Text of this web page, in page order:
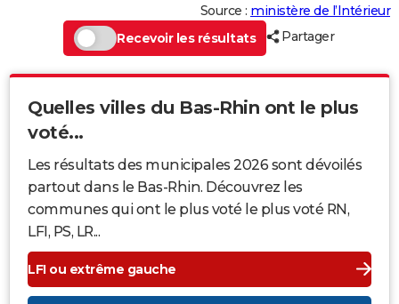
Source : ministère de l’Intérieur
Recevoir les résultats
Partager
Quelles villes du Bas-Rhin ont le plus
voté...
Les résultats des municipales 2026 sont dévoilés
partout dans le Bas-Rhin. Découvrez les
communes qui ont le plus voté le plus voté RN,
LFI, PS, LR...
LFI ou extrême gauche